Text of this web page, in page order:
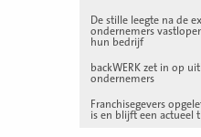
De stille leegte na de
ondernemers
hun bedrijf
backWERK zet in op
ondernemers
Franchisegevers
is en blijft een actueel